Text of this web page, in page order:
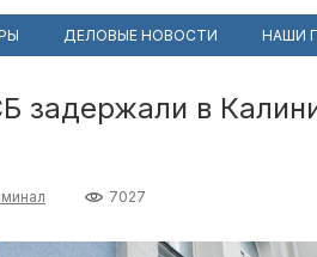
ДЕЛОВЫЕ НОВОСТИ НАШИ
задержали в
7027